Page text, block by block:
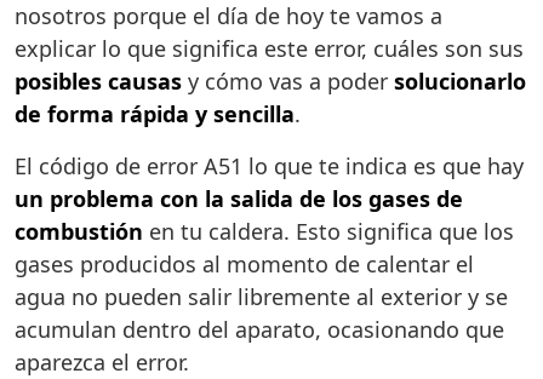
nosotros porque el día de hoy te vamos a
explicar lo que significa este error, cuáles son sus
posibles causas y cómo vas a poder solucionarlo
de forma rápida y sencilla.
El código de error A51 lo que te indica es que hay
un problema con la salida de los gases de
combustión en tu caldera. Esto significa que los
gases producidos al momento de calentar el
agua no pueden salir libremente al exterior y se
acumulan dentro del aparato, ocasionando que
aparezca el error.